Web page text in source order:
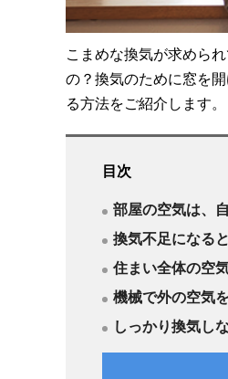
こまめな換気が求めら
の？換気のために窓を
る方法をご紹介します。
目次
部屋の空気は、
換気不足になる
住まい全体の空
機械で外の空気
しっかり換気し